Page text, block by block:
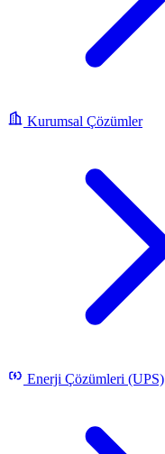
Kurumsal Çözümler
Enerji Çözümleri (UPS)